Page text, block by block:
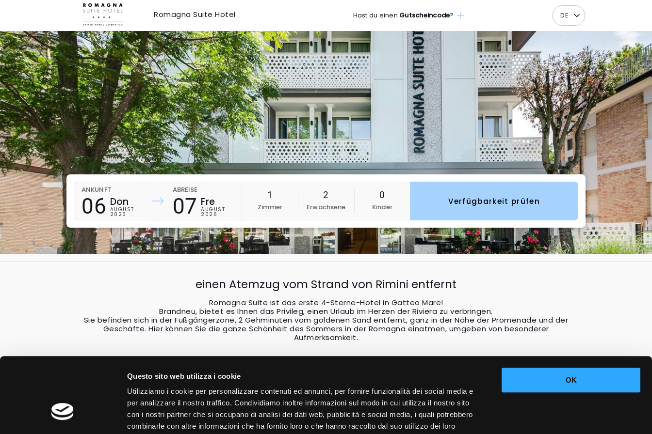
Questo sito web utilizza i cookie
Utilizziamo i cookie per personalizzare contenuti ed annunci, per fornire funzionalità dei social media e
per analizzare il nostro traffico. Condividiamo inoltre informazioni sul modo in cui utilizza il nostro sito
con i nostri partner che si occupano di analisi dei dati web, pubblicità e social media, i quali potrebbero
combinarle con altre informazioni che ha fornito loro o che hanno raccolto dal suo utilizzo dei loro
OK
Romagna Suite Hotel Hast du einen Gutscheincode? DE
ANKUNFT
06 Don
AUGUST
2026
ABREISE
07 Fre
AUGUST
2026
1
Zimmer
2
Erwachsene
0
Kinder
Verfügbarkeit prüfen
einen Atemzug vom Strand von Rimini entfernt
Romagna Suite ist das erste 4-Sterne-Hotel in Gatteo Mare!
Brandneu, bietet es Ihnen das Privileg, einen Urlaub im Herzen der Riviera zu verbringen.
Sie befinden sich in der Fußgängerzone, 2 Gehminuten vom goldenen Sand entfernt, ganz in der Nähe der Promenade und der
Geschäfte. Hier können Sie die ganze Schönheit des Sommers in der Romagna einatmen, umgeben von besonderer
Aufmerksamkeit.
Romagna Suite Hotel